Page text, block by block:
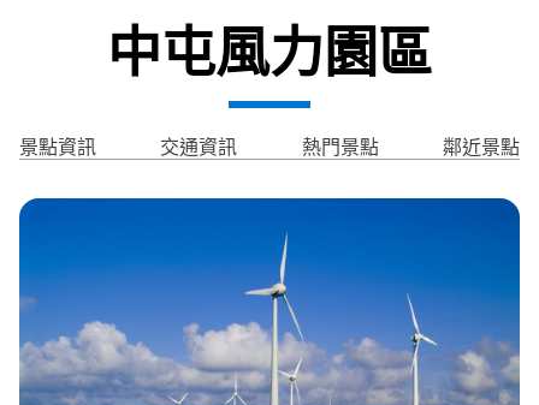
智慧觀光情報站
網站導覽 兒童版
行政資訊網
臉書粉絲團
首長信箱 English
中屯風力園區
景點資訊 交通資訊 熱門景點 鄰近景點